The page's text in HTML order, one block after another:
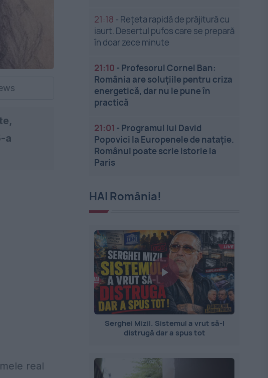
a
real
21:18 - Rețeta rapidă de prăjitură cu
iaurt. Desertul pufos care se prepară
în doar zece minute
21:10 - Profesorul Cornel Ban:
România are soluțiile pentru criza
energetică, dar nu le pune în
practică
21:01 - Programul lui David
Popovici la Europenele de natație.
Românul poate scrie istorie la
Paris
HAI România!
Serghei Mizil. Sistemul a vrut să-l
distrugă dar a spus tot